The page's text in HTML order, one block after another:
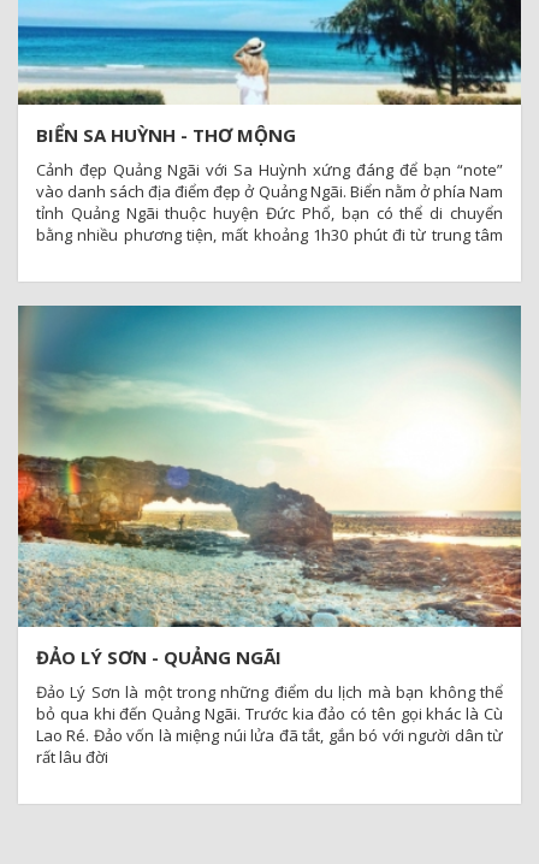
BIỂN SA HUỲNH - THƠ MỘNG
Cảnh đẹp Quảng Ngãi với Sa Huỳnh xứng đáng để bạn “note”
vào danh sách địa điểm đẹp ở Quảng Ngãi. Biển nằm ở phía Nam
tỉnh Quảng Ngãi thuộc huyện Đức Phổ, bạn có thể di chuyển
bằng nhiều phương tiện, mất khoảng 1h30 phút đi từ trung tâm
ĐẢO LÝ SƠN - QUẢNG NGÃI
Đảo Lý Sơn là một trong những điểm du lịch mà bạn không thể
bỏ qua khi đến Quảng Ngãi. Trước kia đảo có tên gọi khác là Cù
Lao Ré. Đảo vốn là miệng núi lửa đã tắt, gắn bó với người dân từ
rất lâu đời